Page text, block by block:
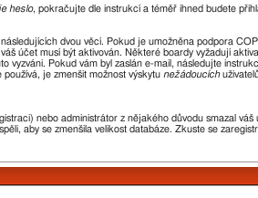
heslo, pokračujte dle instrukcí a téměř ihned budete
dvou věcí. Pokud je umožněna podpora
účet musí být aktivován. Některé boardy vyžadují
vyzváni. Pokud vám byl zaslán e-mail, následujte
je zmenšit možnost výskytu nežádoucích
nebo administrátor z nějakého důvodu smazal
aby se zmenšila velikost databáze. Zkuste se